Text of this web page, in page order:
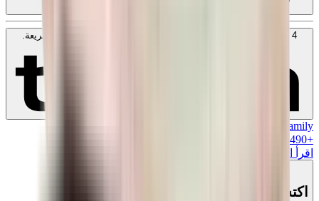
4 دفعات بدون فوائد بقيمة
. بدون رسوم. متوافق مع الشريعة.
MK Family
+
490
اقرأ المزيد
اكتشف هذا المنتج